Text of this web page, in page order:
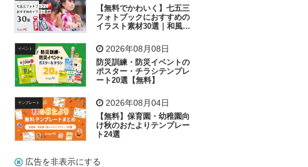
子供 作業員 葉 相談 ピクトグラム
【無料でかわいく】七五三
フォトブックにおすすめの
イラスト素材30選｜和風の
イベント 2026年08月08日
防災訓練・防災イベントの
ポスター・チラシテンプレ
ート20選【無料】
テンプレート 2026年08月04日
【無料】保育園・幼稚園向
け秋のおたよりテンプレー
ト24選
広告を非表示にする